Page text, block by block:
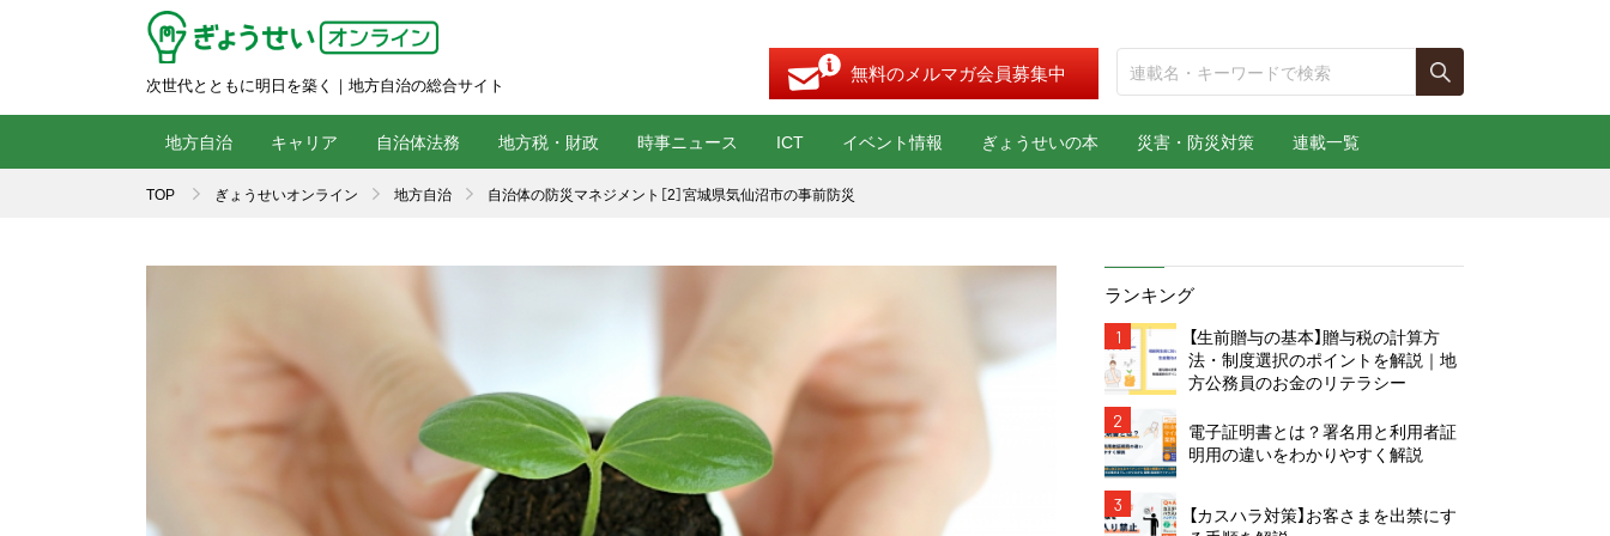
次世代とともに明日を築く｜地方自治の総合サイト 無料のメルマガ会員募集中
地方自治 キャリア 自治体法務 地方税・財政 時事ニュース ICT イベント情報 ぎょうせいの本 災害・防災対策 連載一覧
TOP ぎょうせいオンライン 地方自治 自治体の防災マネジメント［2］宮城県気仙沼市の事前防災
ランキング
1
【生前贈与の基本】贈与税の計算方
法・制度選択のポイントを解説｜地
方公務員のお金のリテラシー
2
電子証明書とは？署名用と利用者証
明用の違いをわかりやすく解説
3
【カスハラ対策】お客さまを出禁にす